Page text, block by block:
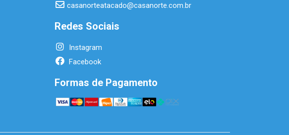
casanorteatacado@casanorte.com.br
Redes Sociais
Instagram
Facebook
Formas de Pagamento